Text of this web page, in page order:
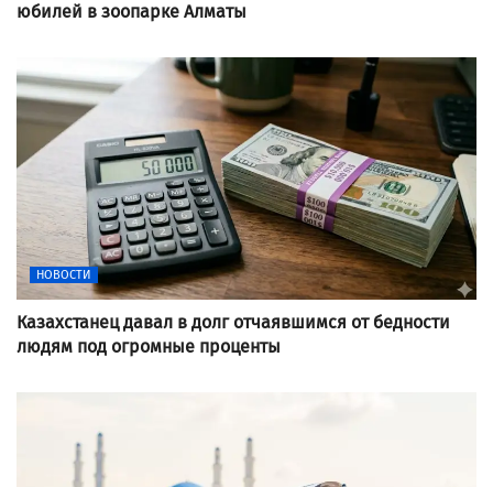
юбилей в зоопарке Алматы
НОВОСТИ
Казахстанец давал в долг отчаявшимся от бедности
людям под огромные проценты